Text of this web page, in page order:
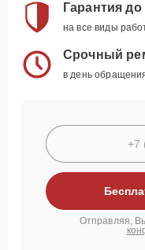
Гарантия до
на все виды
Срочный
в день
Отправляя,